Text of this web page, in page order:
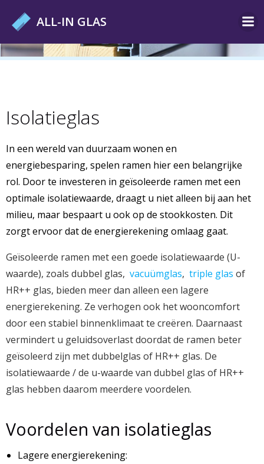
inhoud
ALL-IN GLAS
Isolatieglas
In een wereld van duurzaam wonen en
energiebesparing, spelen ramen hier een belangrijke
rol. Door te investeren in geïsoleerde ramen met een
optimale isolatiewaarde, draagt u niet alleen bij aan het
milieu, maar bespaart u ook op de stookkosten. Dit
zorgt ervoor dat de energierekening omlaag gaat.
Geïsoleerde ramen met een goede isolatiewaarde (U-
waarde), zoals dubbel glas, vacuümglas, triple glas of
HR++ glas, bieden meer dan alleen een lagere
energierekening. Ze verhogen ook het wooncomfort
door een stabiel binnenklimaat te creëren. Daarnaast
vermindert u geluidsoverlast doordat de ramen beter
geïsoleerd zijn met dubbelglas of HR++ glas. De
isolatiewaarde / de u-waarde van dubbel glas of HR++
glas hebben daarom meerdere voordelen.
Voordelen van isolatieglas
Lagere energierekening: